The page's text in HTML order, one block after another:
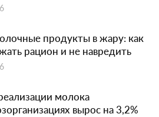
продукты в жару: как
рацион и не навредить
молока
вырос на 3,2%